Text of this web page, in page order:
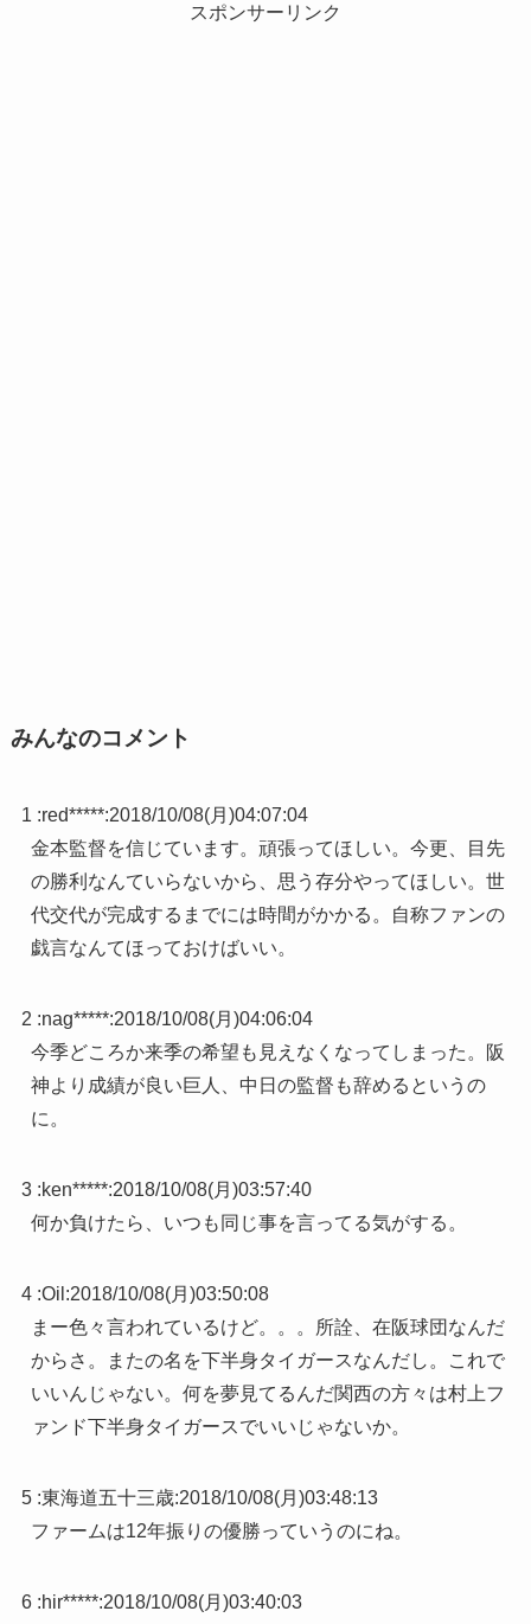
スポンサーリンク
みんなのコメント
1 :red*****:2018/10/08(月)04:07:04
金本監督を信じています。頑張ってほしい。今更、目先
の勝利なんていらないから、思う存分やってほしい。世
代交代が完成するまでには時間がかかる。自称ファンの
戯言なんてほっておけばいい。
2 :nag*****:2018/10/08(月)04:06:04
今季どころか来季の希望も見えなくなってしまった。阪
神より成績が良い巨人、中日の監督も辞めるというの
に。
3 :ken*****:2018/10/08(月)03:57:40
何か負けたら、いつも同じ事を言ってる気がする。
4 :Oil :2018/10/08(月)03:50:08
まー色々言われているけど。。。所詮、在阪球団なんだ
からさ。またの名を下半身タイガースなんだし。これで
いいんじゃない。何を夢見てるんだ関西の方々は村上フ
ァンド下半身タイガースでいいじゃないか。
5 :東海道五十三歳:2018/10/08(月)03:48:13
ファームは12年振りの優勝っていうのにね。
6 :hir*****:2018/10/08(月)03:40:03